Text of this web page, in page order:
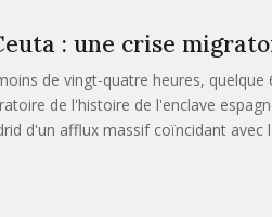
: une crise
de vingt-quatre heures,
de l'histoire de l'enclave
d'un afflux massif coïncidant avec